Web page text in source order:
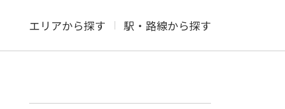
エリアから探す 駅・路線から探す